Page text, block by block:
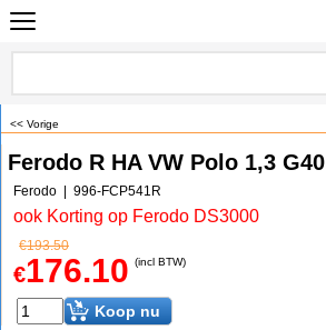
<< Vorige
Ferodo R HA VW Polo 1,3 G40
Ferodo 996-FCP541R
ook Korting op Ferodo DS3000
€193.50
€176.10 (incl BTW)
Koop nu